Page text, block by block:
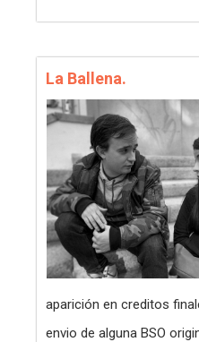
La Ballena.
aparición en creditos
envio de alguna BSO